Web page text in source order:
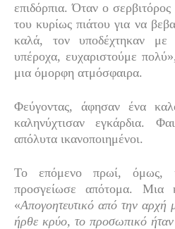
επιδόρπια. Όταν ο
του κυρίως πιάτου για να
καλά, τον υποδέχτηκαν με
υπέροχα, ευχαριστούμε
μια όμορφη ατμόσφαιρα.
Φεύγοντας, άφησαν ένα
καληνύχτισαν εγκάρδια.
απόλυτα ικανοποιημένοι.
Το επόμενο πρωί, όμως, η
προσγείωσε απότομα. Μια
«Απογοητευτικό από την αρχή
ήρθε κρύο, το προσωπικό